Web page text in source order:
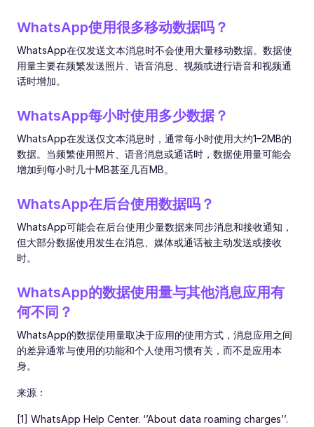
WhatsApp使用很多移动数据吗？
WhatsApp在仅发送文本消息时不会使用大量移动数据。数据使
用量主要在频繁发送照片、语音消息、视频或进行语音和视频通
话时增加。
WhatsApp每小时使用多少数据？
WhatsApp在发送仅文本消息时，通常每小时使用大约1–2MB的
数据。当频繁使用照片、语音消息或通话时，数据使用量可能会
增加到每小时几十MB甚至几百MB。
WhatsApp在后台使用数据吗？
WhatsApp可能会在后台使用少量数据来同步消息和接收通知，
但大部分数据使用发生在消息、媒体或通话被主动发送或接收
时。
WhatsApp的数据使用量与其他消息应用有
何不同？
WhatsApp的数据使用量取决于应用的使用方式，消息应用之间
的差异通常与使用的功能和个人使用习惯有关，而不是应用本
身。
来源：
[1] WhatsApp Help Center. ‘’About data roaming charges’’.